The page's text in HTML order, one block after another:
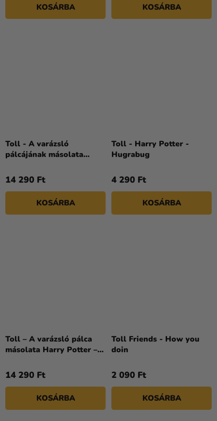
KOSÁRBA KOSÁRBA
Toll - A varázsló
pálcájának másolata
Dumbledore
14 290 Ft
KOSÁRBA
Toll - Harry Potter -
Hugrabug
4 290 Ft
KOSÁRBA
Toll – A varázsló pálca
másolata Harry Potter –
14 290 Ft
KOSÁRBA
Toll Friends - How you
doin
2 090 Ft
KOSÁRBA